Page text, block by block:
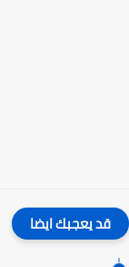
قد يعجبك ايضا